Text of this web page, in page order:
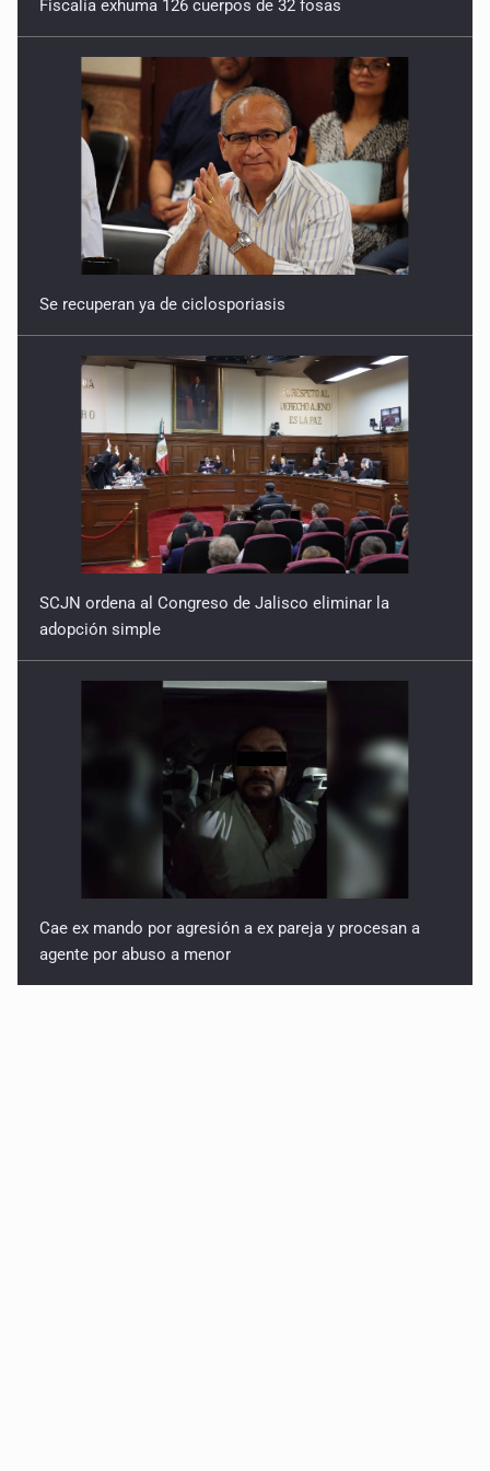
Fiscalía exhuma 126 cuerpos de 32 fosas
Se recuperan ya de ciclosporiasis
SCJN ordena al Congreso de Jalisco eliminar la
adopción simple
Cae ex mando por agresión a ex pareja y procesan a
agente por abuso a menor